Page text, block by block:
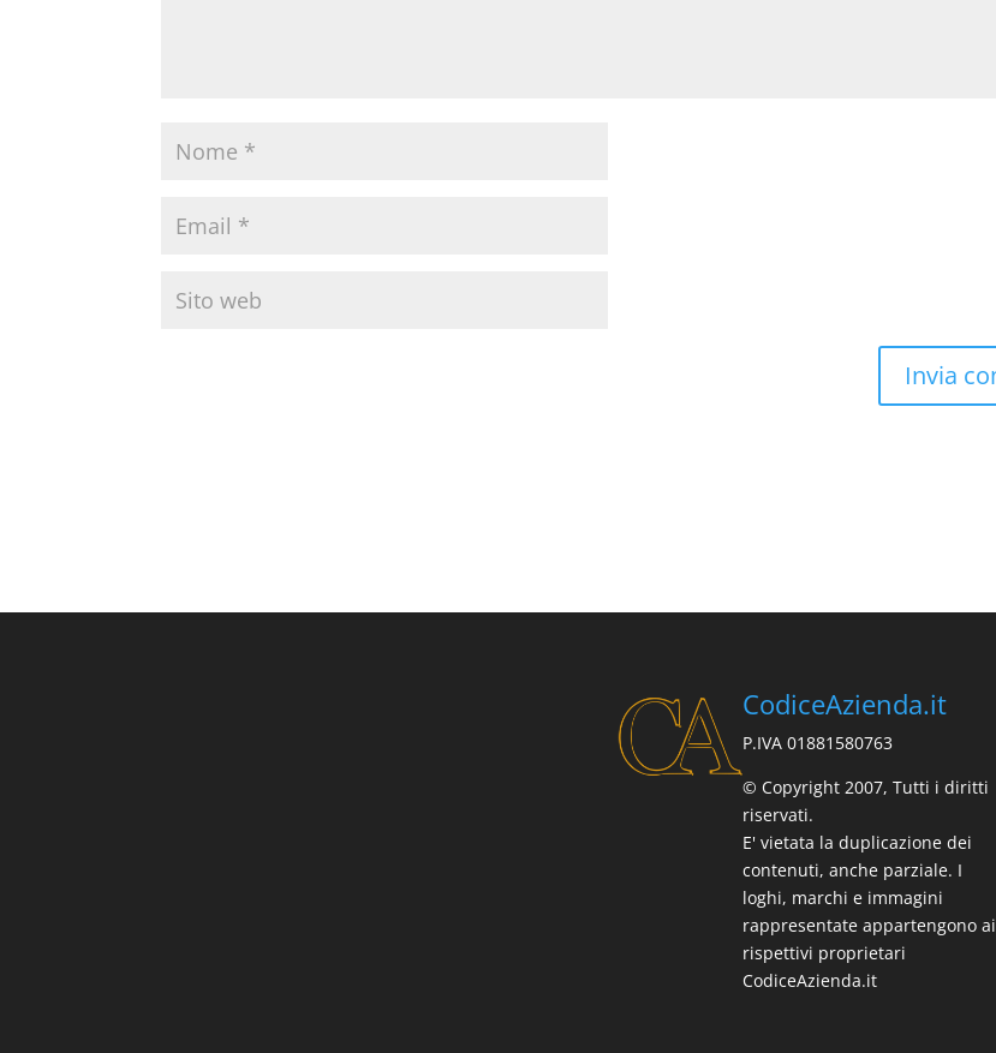
CodiceAzienda.it
P.IVA 01881580763
© Copyright 2007, Tutti i diritti
riservati.
E' vietata la duplicazione dei
contenuti, anche parziale. I
loghi, marchi e immagini
rappresentate appartengono ai
rispettivi proprietari
CodiceAzienda.it